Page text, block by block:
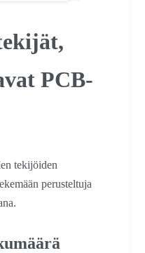
PCB-
tekijöiden
perusteltuja